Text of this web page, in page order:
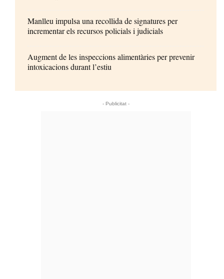
Manlleu impulsa una recollida de signatures per
incrementar els recursos policials i judicials
Augment de les inspeccions alimentàries per prevenir
intoxicacions durant l’estiu
- Publicitat -